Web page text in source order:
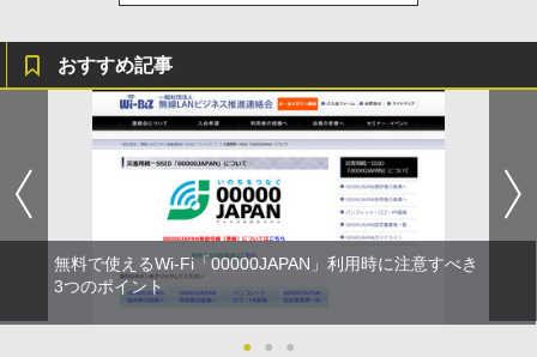
おすすめ記事
無料で使えるWi-Fi「00000JAPAN」利用時に注意すべき
3つのポイント
● ● ●